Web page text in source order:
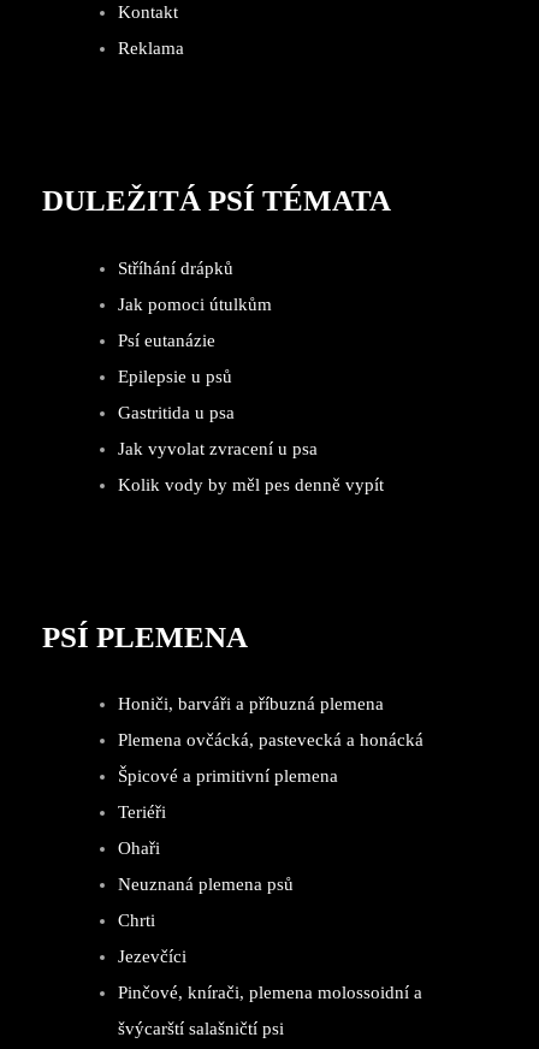
Kontakt
Reklama
DULEŽITÁ PSÍ TÉMATA
Stříhání drápků
Jak pomoci útulkům
Psí eutanázie
Epilepsie u psů
Gastritida u psa
Jak vyvolat zvracení u psa
Kolik vody by měl pes denně vypít
PSÍ PLEMENA
Honiči, barváři a příbuzná plemena
Plemena ovčácká, pastevecká a honácká
Špicové a primitivní plemena
Teriéři
Ohaři
Neuznaná plemena psů
Chrti
Jezevčíci
Pinčové, knírači, plemena molossoidní a
švýcarští salašničtí psi